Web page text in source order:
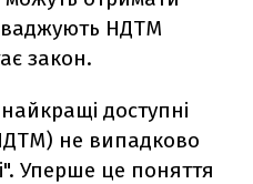
НДТМ
закон.
доступні
не випадково
Уперше це поняття